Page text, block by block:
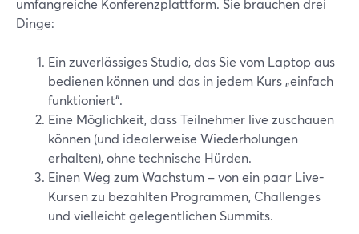
umfangreiche Konferenzplattform. Sie brauchen drei
Dinge:
Ein zuverlässiges Studio, das Sie vom Laptop aus
bedienen können und das in jedem Kurs „einfach
funktioniert“.
Eine Möglichkeit, dass Teilnehmer live zuschauen
können (und idealerweise Wiederholungen
erhalten), ohne technische Hürden.
Einen Weg zum Wachstum – von ein paar Live-
Kursen zu bezahlten Programmen, Challenges
und vielleicht gelegentlichen Summits.